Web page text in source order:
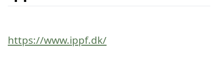
https://www.ippf.dk/